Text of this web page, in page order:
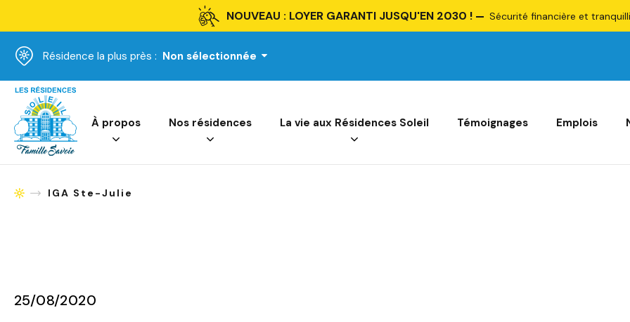
NOUVEAU : LOYER GARANTI JUSQU'EN 2030 ! Sécurité financière et
Résidence la plus près : Non sélectionnée
Accueil
À propos Nos résidences La vie aux Résidences Soleil Témoignages Emplois
AccueilIGA Ste-Julie
25/08/2020